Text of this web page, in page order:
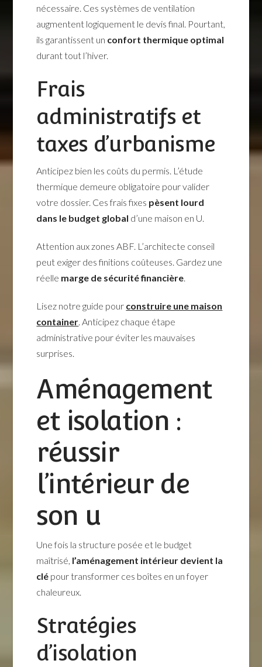
nécessaire. Ces systèmes de ventilation
augmentent logiquement le devis final. Pourtant,
ils garantissent un confort thermique optimal
durant tout l’hiver.
Frais
administratifs et
taxes d’urbanisme
Anticipez bien les coûts du permis. L’étude
thermique demeure obligatoire pour valider
votre dossier. Ces frais fixes pèsent lourd
dans le budget global d’une maison en U.
Attention aux zones ABF. L’architecte conseil
peut exiger des finitions coûteuses. Gardez une
réelle marge de sécurité financière
Lisez notre guide pour construire une maison
container . Anticipez chaque étape
administrative pour éviter les mauvaises
surprises.
Aménagement
et isolation :
réussir
l’intérieur de
son u
Une fois la structure posée et le budget
maîtrisé, l’aménagement intérieur devient la
clé pour transformer ces boîtes en un foyer
chaleureux.
Stratégies
d’isolation